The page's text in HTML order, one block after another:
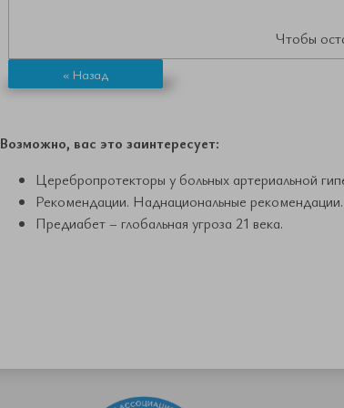
Чтобы
« Назад
Возможно, вас это заинтересует:
Церебропротекторы у больных артериальной
Рекомендации. Наднациональные
Предиабет – глобальная угроза 21 века.